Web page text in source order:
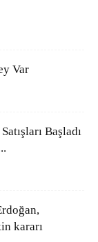
Var
Başladı
kararı